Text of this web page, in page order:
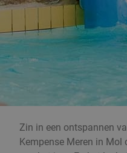
Zin in een ontspannen
Kempense Meren in